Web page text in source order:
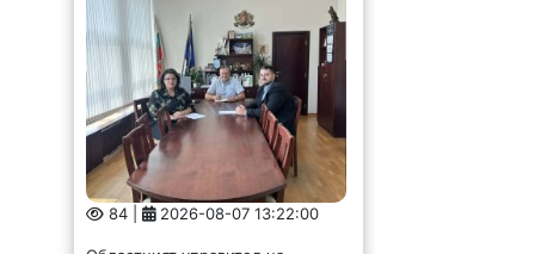
84 | 2026-08-07 13:22:00